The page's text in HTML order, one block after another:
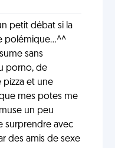
petit débat si la
polémique...^^
sans
porno, de
pizza et une
mes potes me
un peu
surprendre avec
des amis de sexe